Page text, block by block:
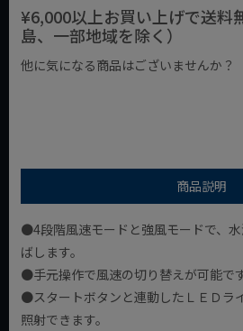
¥6,000以上お買い上げで送料
島、一部地域を除く）
他に気になる商品はございませんか？
商品説明
●4段階風速モードと強風モードで、
ばします。
●手元操作で風速の切り替えが可能です
●スタートボタンと連動したＬＥＤラ
照射できます。